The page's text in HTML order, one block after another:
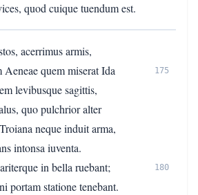
quod cuique tuendum est.
acerrimus armis,
quem miserat Ida
175
levibusque sagittis,
quo pulchrior alter
neque induit arma,
intonsa iuventa.
in bella ruebant;
180
portam statione tenebant.